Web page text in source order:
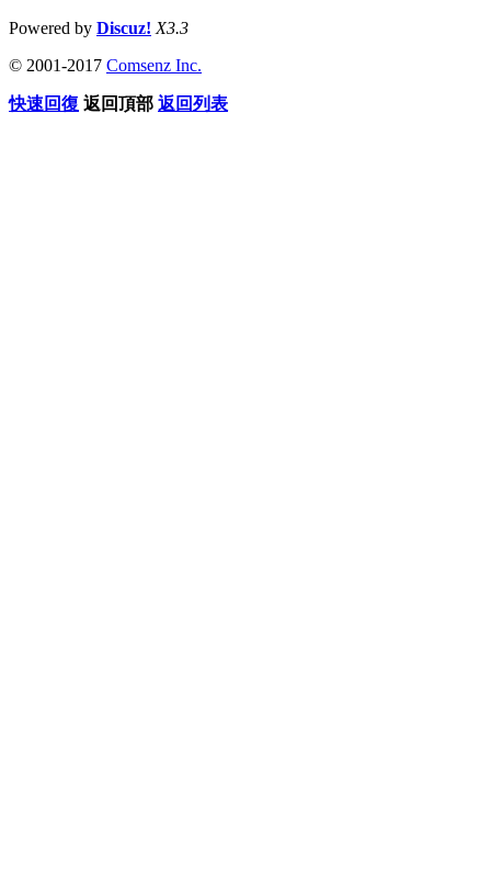
Powered by Discuz! X3.3
© 2001-2017 Comsenz Inc.
快速回復 返回頂部 返回列表